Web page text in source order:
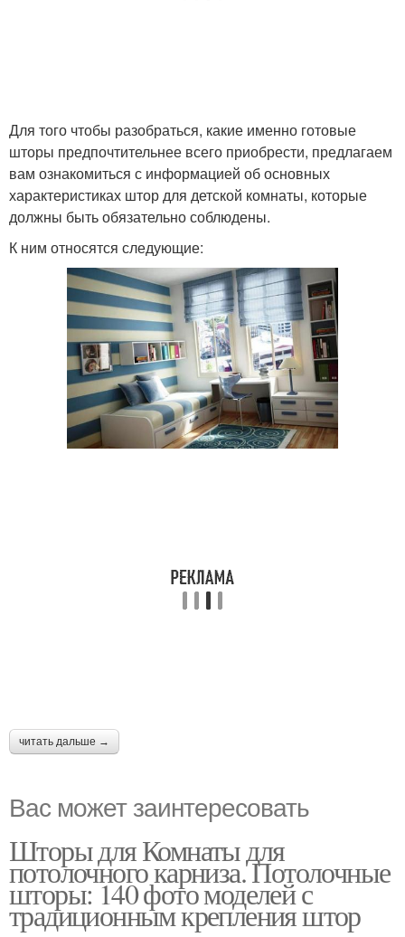
Для того чтобы разобраться, какие именно готовые
шторы предпочтительнее всего приобрести, предлагаем
вам ознакомиться с информацией об основных
характеристиках штор для детской комнаты, которые
должны быть обязательно соблюдены.
К ним относятся следующие:
читать дальше →
Вас может заинтересовать
Шторы для Комнаты для
потолочного карниза. Потолочные
шторы: 140 фото моделей с
традиционным крепления штор